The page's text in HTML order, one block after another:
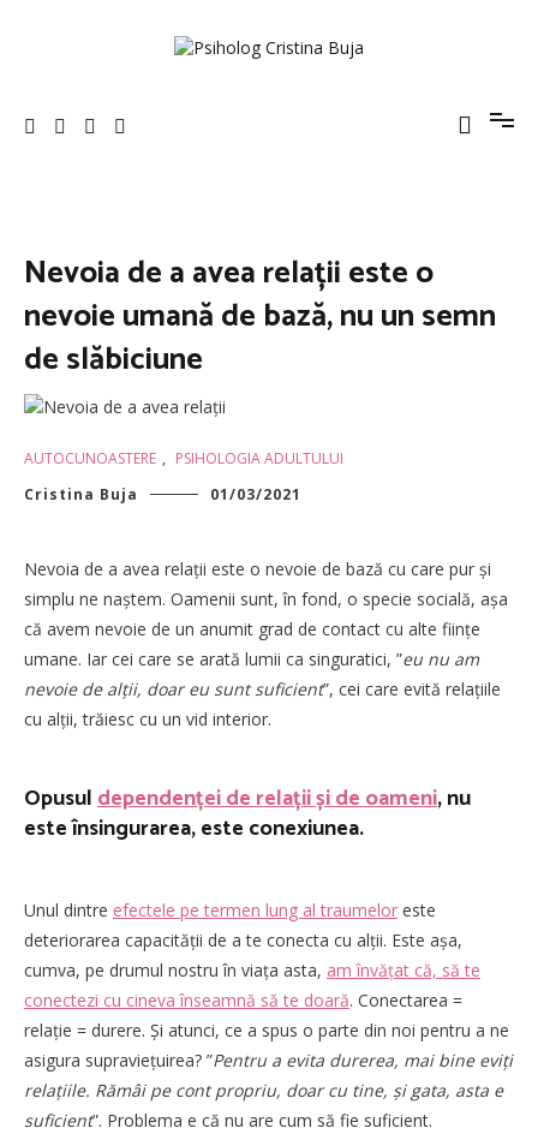
Nevoia de a avea relații este o
nevoie umană de bază, nu un semn
de slăbiciune
AUTOCUNOASTERE , PSIHOLOGIA ADULTULUI
Cristina Buja
01/03/2021
Nevoia de a avea relații este o nevoie de bază cu care pur și
simplu ne naștem. Oamenii sunt, în fond, o specie socială, așa
că avem nevoie de un anumit grad de contact cu alte ființe
umane. Iar cei care se arată lumii ca singuratici, ”eu nu am
nevoie de alții, doar eu sunt suficient”, cei care evită relațiile
cu alții, trăiesc cu un vid interior.
Opusuldependenței de relații și de oameni, nu
este însingurarea, este conexiunea.
Unul dintre efectele pe termen lung al traumelor este
deteriorarea capacității de a te conecta cu alții. Este așa,
cumva, pe drumul nostru în viața asta, am învățat că, să te
conectezi cu cineva înseamnă să te doară. Conectarea =
relație = durere. Și atunci, ce a spus o parte din noi pentru a ne
asigura supraviețuirea? ”Pentru a evita durerea, mai bine eviți
relațiile. Rămâi pe cont propriu, doar cu tine, și gata, asta e
suficient”. Problema e că nu are cum să fie suficient.